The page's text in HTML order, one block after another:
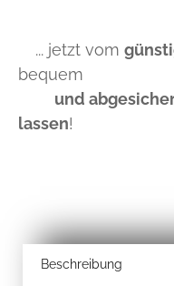
... jetzt vom
bequem
und
lassen!
Beschreibung